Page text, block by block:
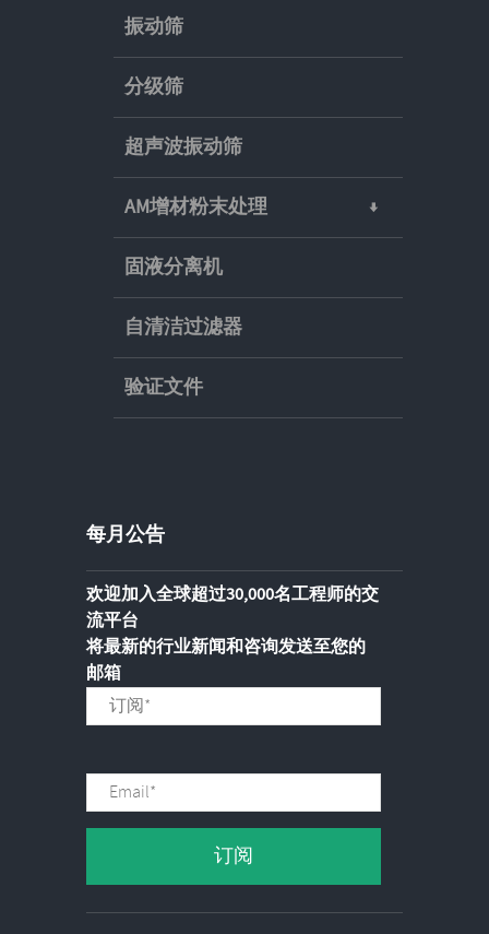
振动筛
分级筛
超声波振动筛
AM增材粉末处理
固液分离机
自清洁过滤器
验证文件
每月公告
欢迎加入全球超过30,000名工程师的交
流平台
将最新的行业新闻和咨询发送至您的
邮箱